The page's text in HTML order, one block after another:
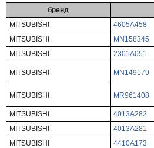
бренд
MITSUBISHI
4605A458
MITSUBISHI
MN158345
MITSUBISHI
2301A051
MITSUBISHI MN149179
MITSUBISHI MR961408
MITSUBISHI
4013A282
MITSUBISHI
4013A281
MITSUBISHI
4410A173